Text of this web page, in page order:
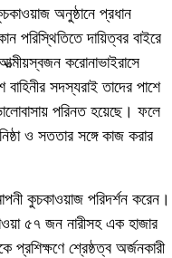
অনুষ্ঠানে প্রধান
দায়িত্বর বাইরে
করোনাভাইরাসে
সদস্যরাই তাদের পাশে
পরিনত হয়েছে। ফলে
ও সততার সঙ্গে কাজ করার
কুচকাওয়াজ পরিদর্শন করেন।
৫৭ জন নারীসহ এক হাজার
শ্রেষ্ঠত্ব অর্জনকারী